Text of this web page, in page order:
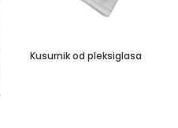
Kusurnik od pleksiglasa